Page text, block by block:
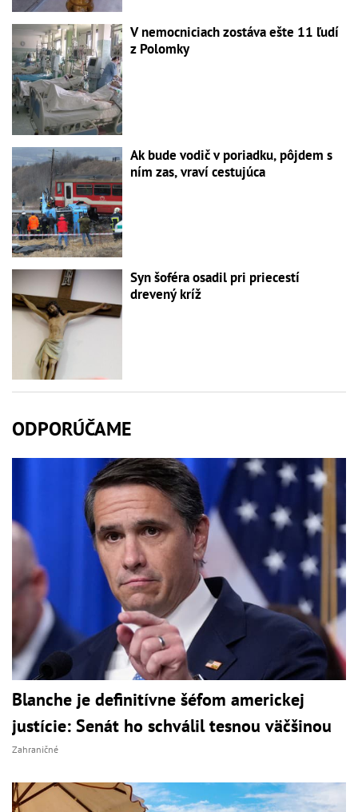
V nemocniciach zostáva ešte 11 ľudí
z Polomky
Ak bude vodič v poriadku, pôjdem s
ním zas, vraví cestujúca
Syn šoféra osadil pri priecestí
drevený kríž
ODPORÚČAME
Blanche je definitívne šéfom americkej
justície: Senát ho schválil tesnou väčšinou
Zahraničné